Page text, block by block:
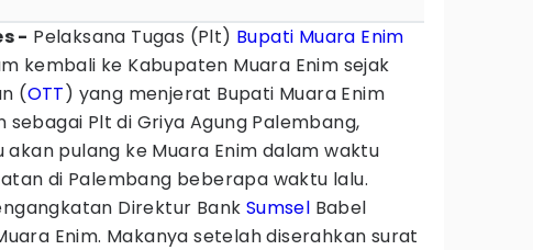
- Pelaksana Tugas (Plt) Bupati Muara Enim
kembali ke Kabupaten Muara Enim sejak
(OTT) yang menjerat Bupati Muara Enim
sebagai Plt di Griya Agung Palembang,
akan pulang ke Muara Enim dalam waktu
di Palembang beberapa waktu lalu.
Direktur Bank Sumsel Babel
Enim. Makanya setelah diserahkan surat